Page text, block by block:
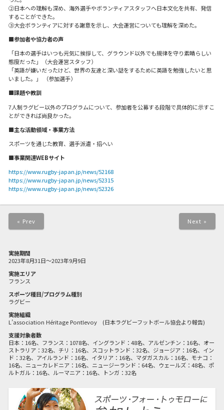
②日本への理解も深め、海外選手やボランティアスタッフへ日本文化を共有、発信
することができた。
③大会ボランティアに対する謝意を示し、大会運営についても理解を深めた。
■参加者や協力者の声
「日本の選手はいつも元気に挨拶して、グラウンド以外でも規律を守り素晴らしい
態度だった」（大会運営スタッフ）
「英語が嫌いだったけど、世界の友達と深い話をするために英語を勉強したいと思
いました。」 （参加選手）
■課題や教訓
7人制ラグビー以外のプログラムについて、参加者を公募する段階で具体的に示すこ
とができれば尚良かった。
■主な活動領域・事業方法
スポーツを通じた教育、選手派遣・招へい
■事業関連WEBサイト
https://www.rugby-japan.jp/news/52168
https://www.rugby-japan.jp/news/52315
https://www.rugby-japan.jp/news/52326
« Prev Next »
実施期間
2023年8月31日～2023年9月9日
実施エリア
フランス
スポーツ種目/プログラム種別
ラグビー
実施組織
L’association Héritage Pontlevoy (日本ラグビーフットボール協会より報告)
支援対象者数
日本：16名、フランス：1078名、イングランド：48名、アルゼンチン：16名、オー
ストラリア：32名、チリ：16名、スコットランド：32名、ジョージア：16名、イン
ド：32名、アイルランド：16名、イタリア：16名、マダガスカル：16名、モナコ：
16名、ニューカレドニア：16名、ニュージーランド：64名、ウェールズ：48名、ポ
ルトガル：16名、ルーマニア：16名、トンガ：32名